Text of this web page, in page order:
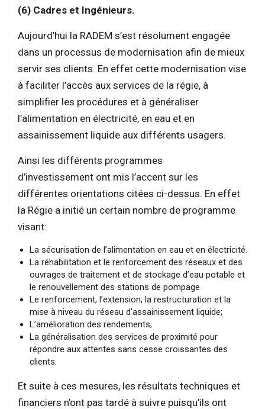
(6) Cadres et Ingénieurs.
Aujourd’hui la RADEM s’est résolument engagée
dans un processus de modernisation afin de mieux
servir ses clients. En effet cette modernisation vise
à faciliter l’accès aux services de la régie, à
simplifier les procédures et à généraliser
l’alimentation en électricité, en eau et en
assainissement liquide aux différents usagers.
Ainsi les différents programmes
d’investissement ont mis l’accent sur les
différentes orientations citées ci-dessus. En effet
la Régie a initié un certain nombre de programme
visant:
La sécurisation de l’alimentation en eau et en électricité.
La réhabilitation et le renforcement des réseaux et des
ouvrages de traitement et de stockage d’eau potable et
le renouvellement des stations de pompage
Le renforcement, l’extension, la restructuration et la
mise à niveau du réseau d’assainissement liquide;
L’amélioration des rendements;
La généralisation des services de proximité pour
répondre aux attentes sans cesse croissantes des
clients.
Et suite à ces mesures, les résultats techniques et
financiers n’ont pas tardé à suivre puisqu’ils ont